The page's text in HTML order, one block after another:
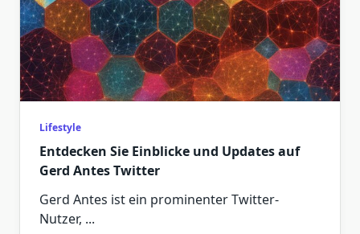
Lifestyle
Entdecken Sie Einblicke und Updates auf
Gerd Antes Twitter
Gerd Antes ist ein prominenter Twitter-
Nutzer, ...